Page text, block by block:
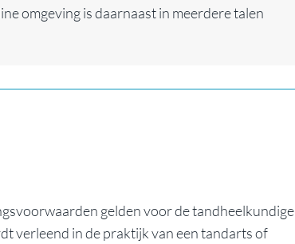
omgeving is daarnaast in meerdere talen
gelden voor de tandheelkundige
verleend in de praktijk van een tandarts of